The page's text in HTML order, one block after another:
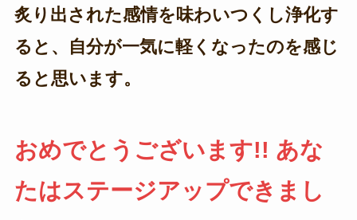
炙り出された感情を味わいつくし浄化す
ると、自分が一気に軽くなったのを感じ
ると思います。
おめでとうございます!! あな
たはステージアップできまし